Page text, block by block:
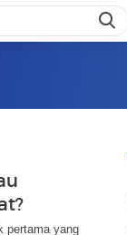
pertama yang